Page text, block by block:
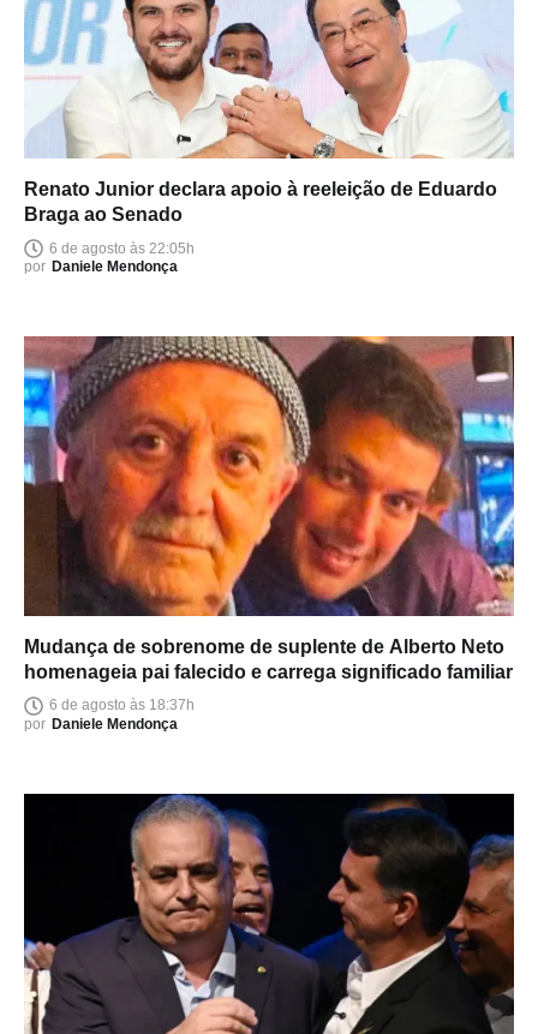
Renato Junior declara apoio à reeleição de Eduardo
Braga ao Senado
6 de agosto às 22:05h
por Daniele Mendonça
Mudança de sobrenome de suplente de Alberto Neto
homenageia pai falecido e carrega significado familiar
6 de agosto às 18:37h
por Daniele Mendonça